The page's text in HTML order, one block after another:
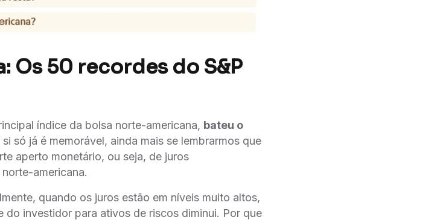
Os 50 recordes do S&P
índice da bolsa norte-americana, bateu o
só já é memorável, ainda mais se lembrarmos que
aperto monetário, ou seja, de juros
americana.
quando os juros estão em níveis muito altos,
do investidor para ativos de riscos diminui. Por que